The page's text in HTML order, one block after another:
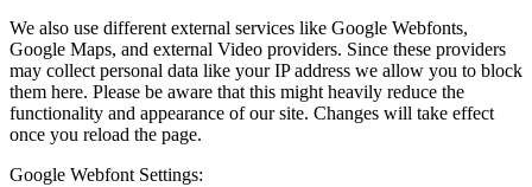
We also use different external services like Google Webfonts,
Google Maps, and external Video providers. Since these providers
may collect personal data like your IP address we allow you to block
them here. Please be aware that this might heavily reduce the
functionality and appearance of our site. Changes will take effect
once you reload the page.
Google Webfont Settings: